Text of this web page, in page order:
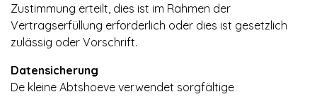
Zustimmung erteilt, dies ist im Rahmen der
Vertragserfüllung erforderlich oder dies ist gesetzlich
zulässig oder Vorschrift.
Datensicherung
De kleine Abtshoeve verwendet sorgfältige